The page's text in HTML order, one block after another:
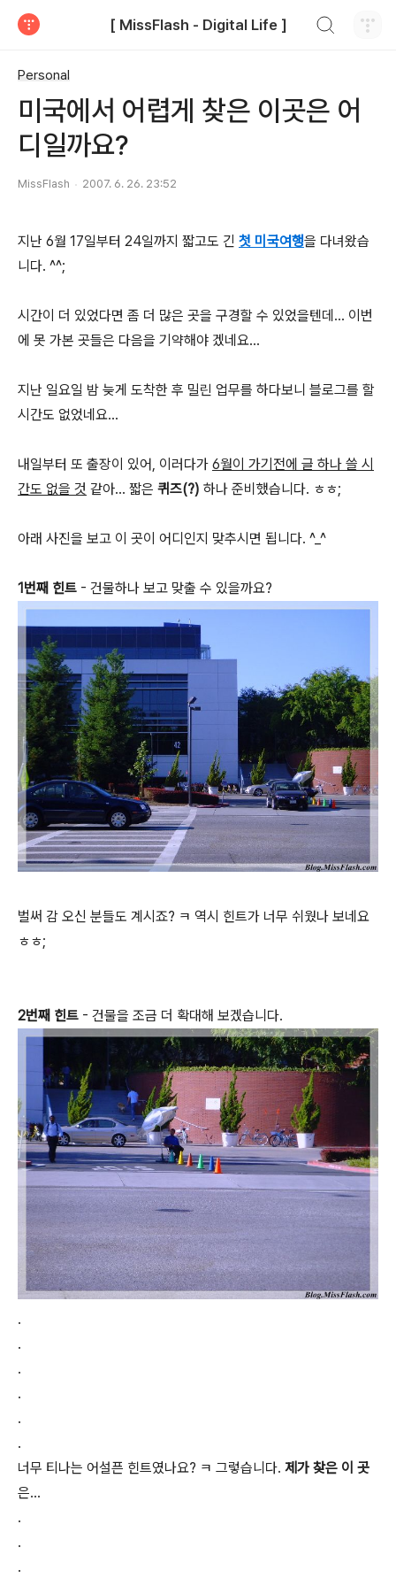
[ MissFlash - Digital Life ]
Personal
미국에서 어렵게 찾은 이곳은 어
디일까요?
MissFlash 2007. 6. 26. 23:52
지난 6월 17일부터 24일까지 짧고도 긴 첫 미국여행을 다녀왔습
니다. ^^;
시간이 더 있었다면 좀 더 많은 곳을 구경할 수 있었을텐데... 이번
에 못 가본 곳들은 다음을 기약해야 겠네요...
지난 일요일 밤 늦게 도착한 후 밀린 업무를 하다보니 블로그를 할
시간도 없었네요...
내일부터 또 출장이 있어, 이러다가 6월이 가기전에 글 하나 쓸 시
간도 없을 것 같아... 짧은 퀴즈(?) 하나 준비했습니다. ㅎㅎ;
아래 사진을 보고 이 곳이 어디인지 맞추시면 됩니다. ^_^
1번째 힌트 - 건물하나 보고 맞출 수 있을까요?
벌써 감 오신 분들도 계시죠? ㅋ 역시 힌트가 너무 쉬웠나 보네요
ㅎㅎ;
2번째 힌트 - 건물을 조금 더 확대해 보겠습니다.
.
.
.
.
.
.
너무 티나는 어설픈 힌트였나요? ㅋ 그렇습니다. 제가 찾은 이 곳
은...
.
.
.